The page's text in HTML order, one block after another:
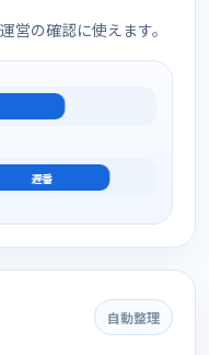
営の確認に使えます。
遅番
自動整理